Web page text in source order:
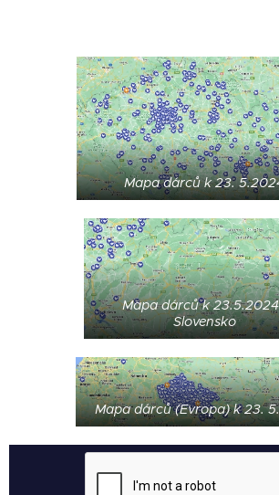
Mapa dárců k 23.
Mapa dárců k
Slovensko
Mapa dárců (Evropa) k 23.